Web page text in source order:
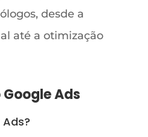
desde a
até a otimização
Ads